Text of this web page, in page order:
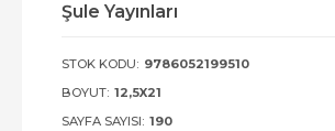
Şule Yayınları
STOK KODU: 9786052199510
BOYUT: 12,5X21
SAYFA SAYISI: 190